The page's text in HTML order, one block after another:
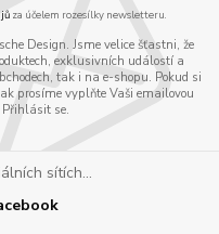
za účelem rozesílky newsletteru.
Design. Jsme velice šťastni, že
exklusivních událostí a
tak i na e-shopu. Pokud si
prosíme vyplňte Vaši emailovou
se.
sítích...